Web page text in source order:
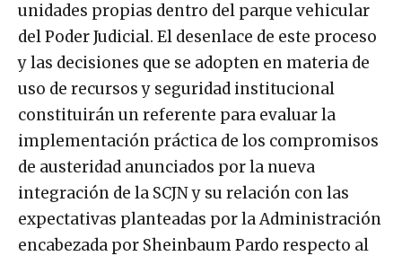
unidades propias dentro del parque vehicular
del Poder Judicial. El desenlace de este proceso
y las decisiones que se adopten en materia de
uso de recursos y seguridad institucional
constituirán un referente para evaluar la
implementación práctica de los compromisos
de austeridad anunciados por la nueva
integración de la SCJN y su relación con las
expectativas planteadas por la Administración
encabezada por Sheinbaum Pardo respecto al